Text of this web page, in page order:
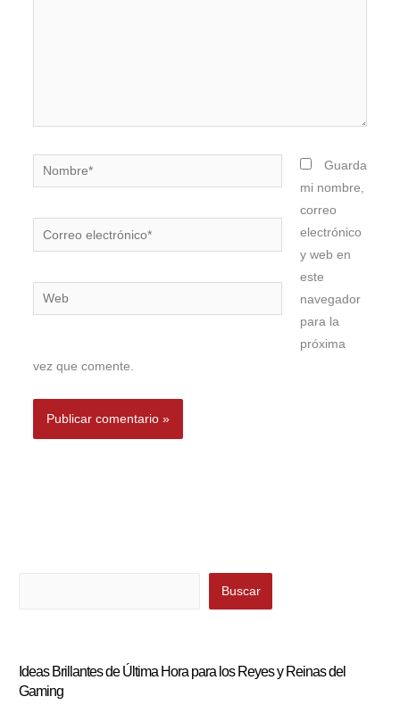
Nombre*
Correo
electrónico*
Web
Guarda
mi nombre,
correo
electrónico
y web en
este
navegador
para la
próxima
vez que comente.
Buscar
Ideas Brillantes de Última Hora para los Reyes y Reinas del
Gaming